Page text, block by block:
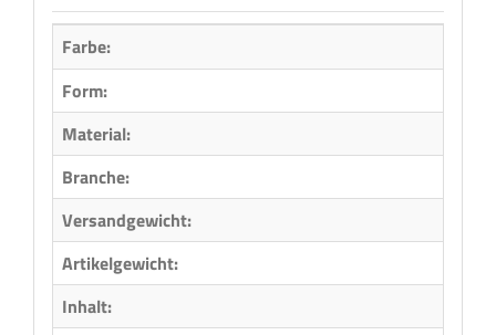
Farbe:
Form:
Material:
Branche:
Versandgewicht:
Artikelgewicht:
Inhalt: